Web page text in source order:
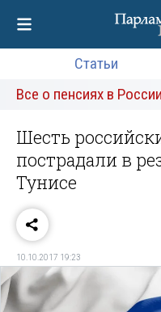
Статьи
Все о пенсиях в России
Шесть
пострадали в
Тунисе
10.10.2017 19:23